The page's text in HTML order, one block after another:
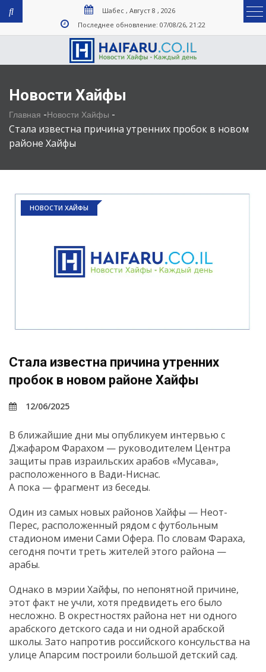
Шабес , Август 8 , 2026
Последнее обновление: 07/08/26, 21:22
Новости Хайфы
Главная -Новости Хайфы -
Стала известна причина утренних пробок в новом
районе Хайфы
НОВОСТИ ХАЙФЫ
Стала известна причина утренних
пробок в новом районе Хайфы
12/06/2025
В ближайшие дни мы опубликуем интервью с
Джафаром Фарахом — руководителем Центра
защиты прав израильских арабов «Мусава»,
расположенного в Вади-Ниснас.
А пока — фрагмент из беседы.
Один из самых новых районов Хайфы — Неот-
Перес, расположенный рядом с футбольным
стадионом имени Сами Офера. По словам Фараха,
сегодня почти треть жителей этого района —
арабы.
Однако в мэрии Хайфы, по непонятной причине,
этот факт не учли, хотя предвидеть его было
несложно. В окрестностях района нет ни одного
арабского детского сада и ни одной арабской
школы. Зато напротив российского консульства на
улице Апарсим построили большой детский сад.